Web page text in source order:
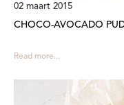
02 maart 2015
CHOCO-AVOCADO
Read more...